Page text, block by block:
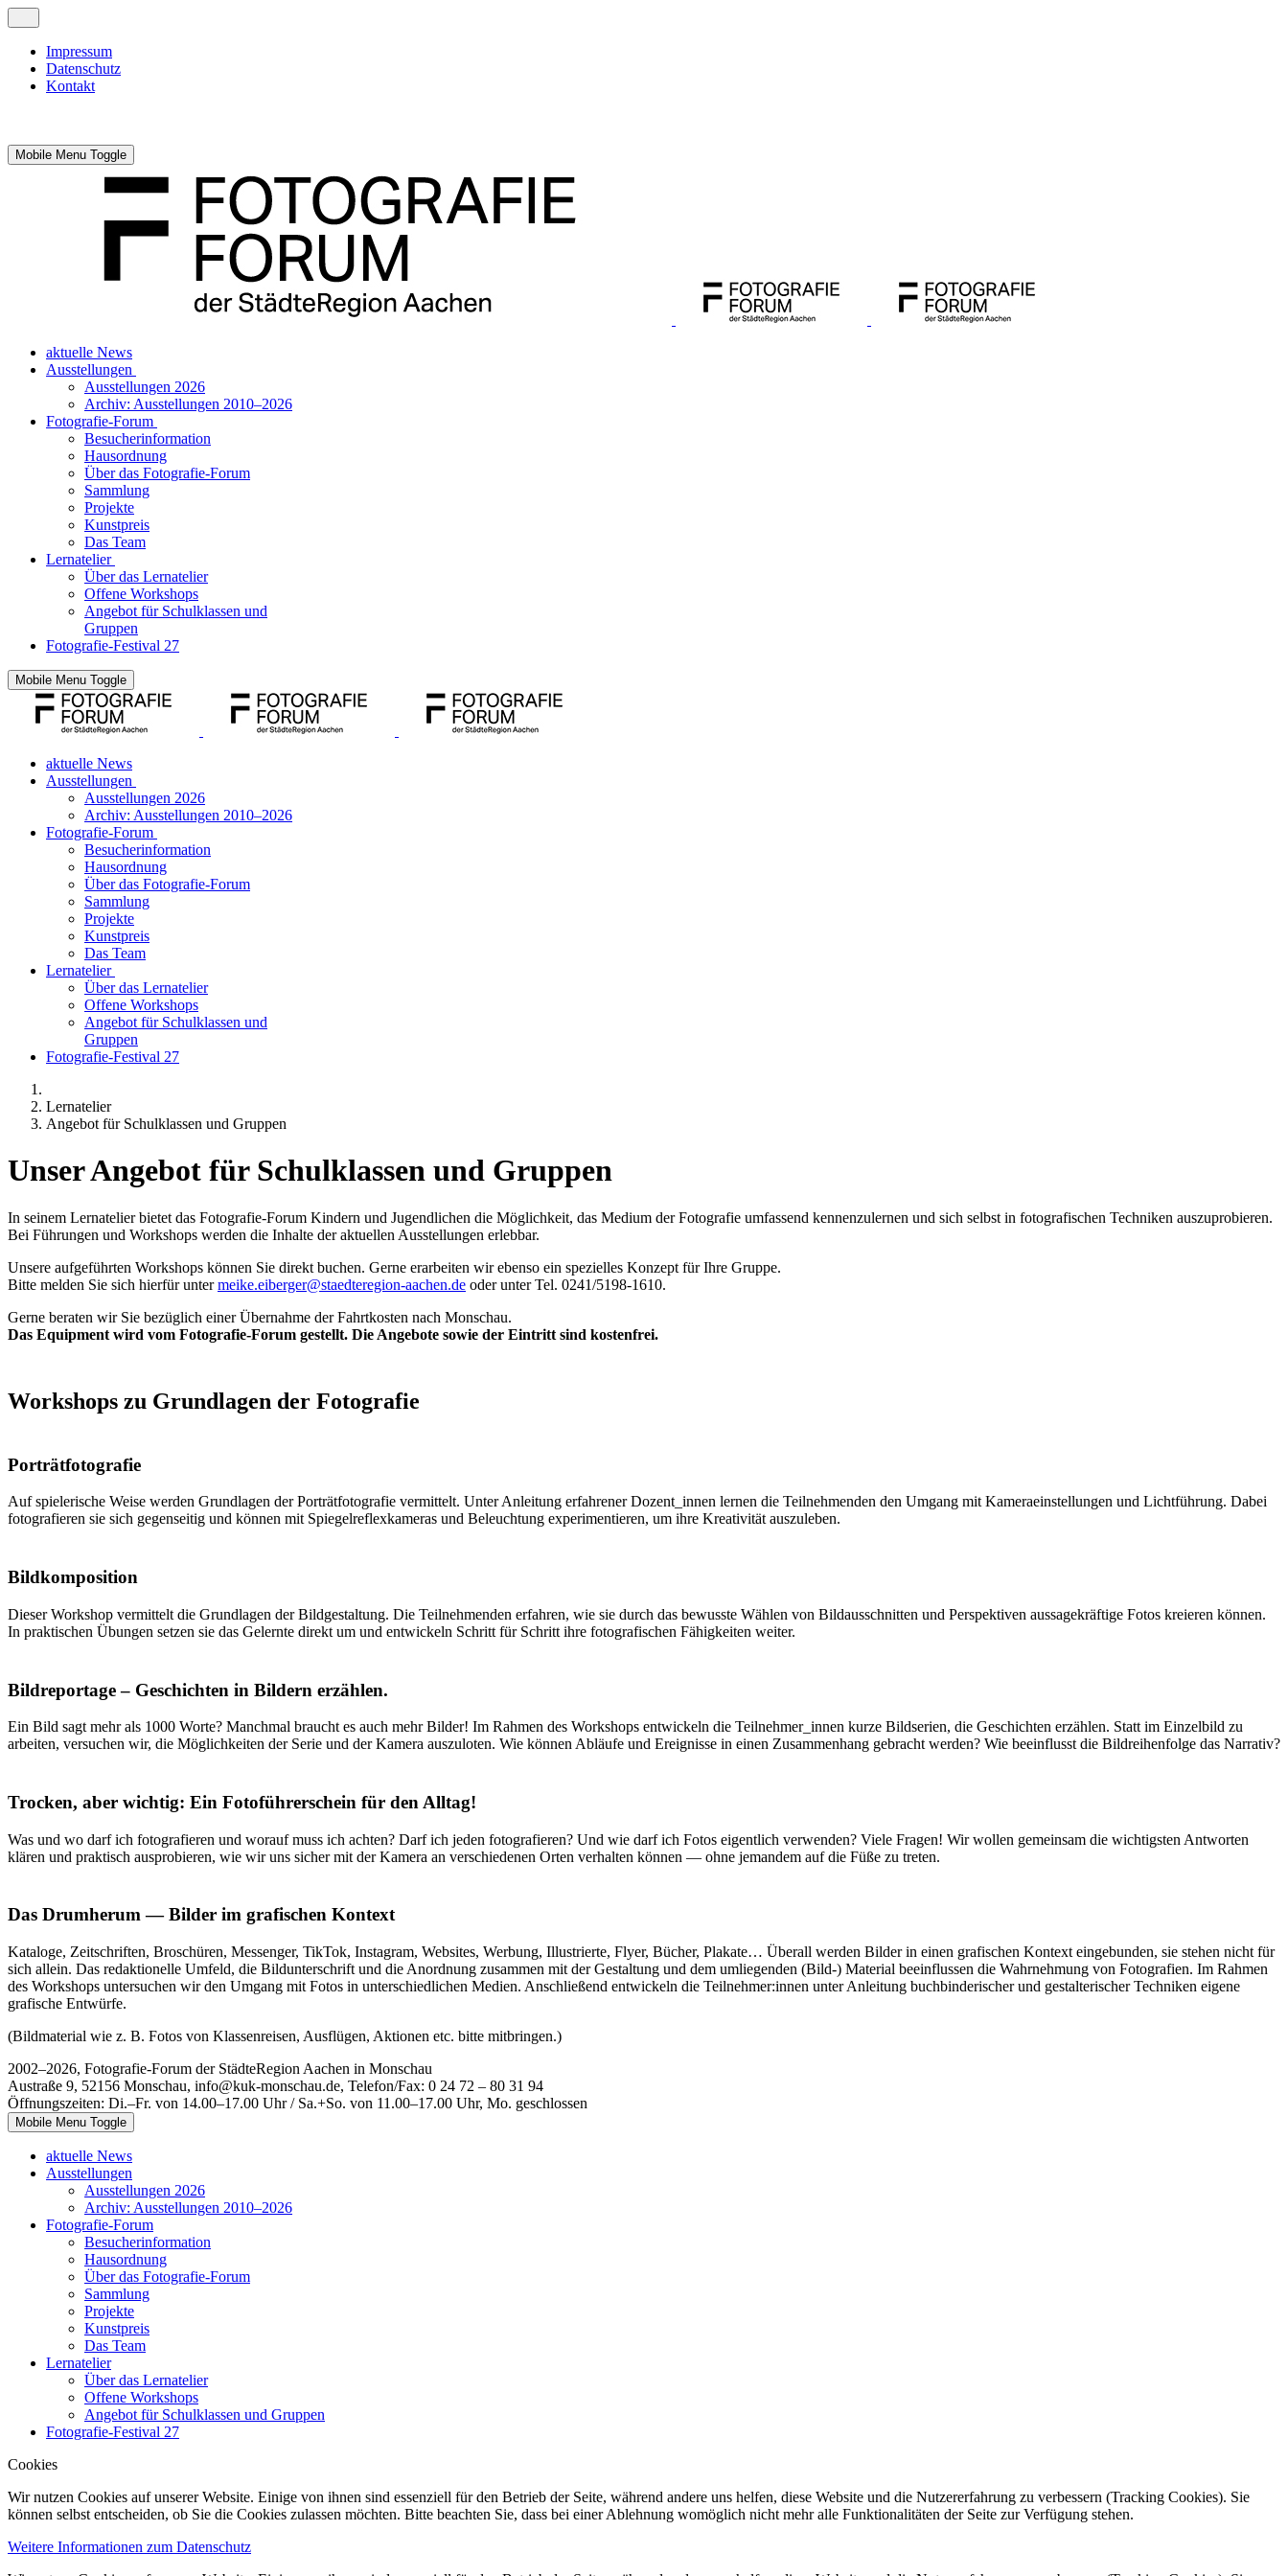
Impressum
Datenschutz
Kontakt
Mobile Menu Toggle
aktuelle News
Ausstellungen
Ausstellungen 2026
Archiv: Ausstellungen 2010–2026
Fotografie-Forum
Besucherinformation
Hausordnung
Über das Fotografie-Forum
Sammlung
Projekte
Kunstpreis
Das Team
Lernatelier
Über das Lernatelier
Offene Workshops
Angebot für Schulklassen und
Gruppen
Fotografie-Festival 27
Mobile Menu Toggle
aktuelle News
Ausstellungen
Ausstellungen 2026
Archiv: Ausstellungen 2010–2026
Fotografie-Forum
Besucherinformation
Hausordnung
Über das Fotografie-Forum
Sammlung
Projekte
Kunstpreis
Das Team
Lernatelier
Über das Lernatelier
Offene Workshops
Angebot für Schulklassen und
Gruppen
Fotografie-Festival 27
Lernatelier
Angebot für Schulklassen und Gruppen
Unser Angebot für Schulklassen und Gruppen
In seinem Lernatelier bietet das Fotografie-Forum Kindern und Jugendlichen die Möglichkeit, das Medium der Fotografie umfassend kennenzulernen und sich selbst in fotografischen Techniken auszuprobieren.
Bei Führungen und Workshops werden die Inhalte der aktuellen Ausstellungen erlebbar.
Unsere aufgeführten Workshops können Sie direkt buchen. Gerne erarbeiten wir ebenso ein spezielles Konzept für Ihre Gruppe.
Bitte melden Sie sich hierfür untermeike.eiberger@staedteregion-aachen.de oder unter Tel. 0241/5198-1610.
Gerne beraten wir Sie bezüglich einer Übernahme der Fahrtkosten nach Monschau.
Das Equipment wird vom Fotografie-Forum gestellt. Die Angebote sowie der Eintritt sind kostenfrei.
Workshops zu Grundlagen der Fotografie
Porträtfotografie
Auf spielerische Weise werden Grundlagen der Porträtfotografie vermittelt. Unter Anleitung erfahrener Dozent_innen lernen die Teilnehmenden den Umgang mit Kameraeinstellungen und Lichtführung. Dabei
fotografieren sie sich gegenseitig und können mit Spiegelreflexkameras und Beleuchtung experimentieren, um ihre Kreativität auszuleben.
Bildkomposition
Dieser Workshop vermittelt die Grundlagen der Bildgestaltung. Die Teilnehmenden erfahren, wie sie durch das bewusste Wählen von Bildausschnitten und Perspektiven aussagekräftige Fotos kreieren können.
In praktischen Übungen setzen sie das Gelernte direkt um und entwickeln Schritt für Schritt ihre fotografischen Fähigkeiten weiter.
Bildreportage – Geschichten in Bildern erzählen.
Ein Bild sagt mehr als 1000 Worte? Manchmal braucht es auch mehr Bilder! Im Rahmen des Workshops entwickeln die Teilnehmer_innen kurze Bildserien, die Geschichten erzählen. Statt im Einzelbild zu
arbeiten, versuchen wir, die Möglichkeiten der Serie und der Kamera auszuloten. Wie können Abläufe und Ereignisse in einen Zusammenhang gebracht werden? Wie beeinflusst die Bildreihenfolge das Narrativ?
Trocken, aber wichtig: Ein Fotoführerschein für den Alltag!
Was und wo darf ich fotografieren und worauf muss ich achten? Darf ich jeden fotografieren? Und wie darf ich Fotos eigentlich verwenden? Viele Fragen! Wir wollen gemeinsam die wichtigsten Antworten
klären und praktisch ausprobieren, wie wir uns sicher mit der Kamera an verschiedenen Orten verhalten können — ohne jemandem auf die Füße zu treten.
Das Drumherum — Bilder im grafischen Kontext
Kataloge, Zeitschriften, Broschüren, Messenger, TikTok, Instagram, Websites, Werbung, Illustrierte, Flyer, Bücher, Plakate… Überall werden Bilder in einen grafischen Kontext eingebunden, sie stehen nicht für
sich allein. Das redaktionelle Umfeld, die Bildunterschrift und die Anordnung zusammen mit der Gestaltung und dem umliegenden (Bild-) Material beeinflussen die Wahrnehmung von Fotografien. Im Rahmen
des Workshops untersuchen wir den Umgang mit Fotos in unterschiedlichen Medien. Anschließend entwickeln die Teilnehmer:innen unter Anleitung buchbinderischer und gestalterischer Techniken eigene
grafische Entwürfe.
(Bildmaterial wie z. B. Fotos von Klassenreisen, Ausflügen, Aktionen etc. bitte mitbringen.)
2002–2026, Fotografie-Forum der StädteRegion Aachen in Monschau
Austraße 9, 52156 Monschau, info@kuk-monschau.de, Telefon/Fax: 0 24 72 – 80 31 94
Öffnungszeiten: Di.–Fr. von 14.00–17.00 Uhr / Sa.+So. von 11.00–17.00 Uhr, Mo. geschlossen
Mobile Menu Toggle
aktuelle News
Ausstellungen
Ausstellungen 2026
Archiv: Ausstellungen 2010–2026
Fotografie-Forum
Besucherinformation
Hausordnung
Über das Fotografie-Forum
Sammlung
Projekte
Kunstpreis
Das Team
Lernatelier
Über das Lernatelier
Offene Workshops
Angebot für Schulklassen und Gruppen
Fotografie-Festival 27
Cookies
Wir nutzen Cookies auf unserer Website. Einige von ihnen sind essenziell für den Betrieb der Seite, während andere uns helfen, diese Website und die Nutzererfahrung zu verbessern (Tracking Cookies). Sie
können selbst entscheiden, ob Sie die Cookies zulassen möchten. Bitte beachten Sie, dass bei einer Ablehnung womöglich nicht mehr alle Funktionalitäten der Seite zur Verfügung stehen.
Weitere Informationen zum Datenschutz